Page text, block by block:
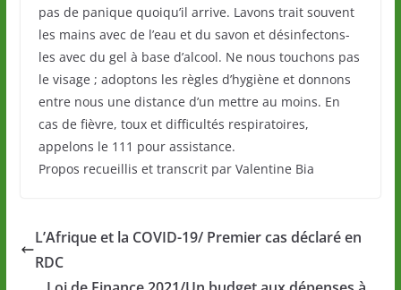
pas de panique quoiqu’il arrive. Lavons trait souvent
les mains avec de l’eau et du savon et désinfectons-
les avec du gel à base d’alcool. Ne nous touchons pas
le visage ; adoptons les règles d’hygiène et donnons
entre nous une distance d’un mettre au moins. En
cas de fièvre, toux et difficultés respiratoires,
appelons le 111 pour assistance.
Propos recueillis et transcrit par Valentine Bia
L’Afrique et la COVID-19/ Premier cas déclaré en
RDC